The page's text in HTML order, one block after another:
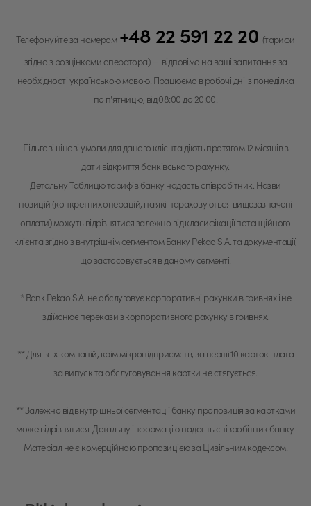
Телефонуйте за номером +48 22 591 22 20 (тарифи
згідно з розцінками оператора) – відповімо на ваші запитання за
необхідності українською мовою. Працюємо в робочі дні з понеділка
по п'ятницю, від 08:00 до 20:00.
Пільгові цінові умови для даного клієнта діють протягом 12 місяців з
дати відкриття банківського рахунку.
Детальну Таблицю тарифів банку надасть співробітник. Назви
позицій (конкретних операцій, на які нараховуються вищезазначені
оплати) можуть відрізнятися залежно від класифікації потенційного
клієнта згідно з внутрішнім сегментом Банку Pekao S.A. та документації,
що застосовується в даному сегменті.
* Bank Pekao S.A. не обслуговує корпоративні рахунки в гривнях і не
здійснює перекази з корпоративного рахунку в гривнях.
** Для всіх компаній, крім мікропідприємств, за перші 10 карток плата
за випуск та обслуговування картки не стягується.
** Залежно від внутрішньої сегментації банку пропозиція за картками
може відрізнятися. Детальну інформацію надасть співробітник банку.
Матеріал не є комерційною пропозицією за Цивільним кодексом.